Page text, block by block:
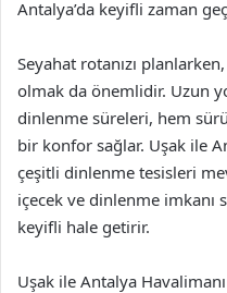
Antalya’da keyifli zaman
Seyahat rotanızı
olmak da önemlidir. Uzun
dinlenme süreleri, hem
bir konfor sağlar. Uşak ile
çeşitli dinlenme tesisleri
içecek ve dinlenme imkanı
keyifli hale getirir.
Uşak ile Antalya